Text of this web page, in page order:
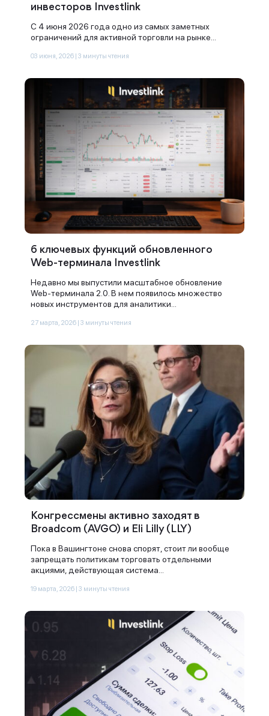
инвесторов Investlink
С 4 июня 2026 года одно из самых заметных
ограничений для активной торговли на рынке...
03 июня, 2026 | 3 минуты чтения
6 ключевых функций обновленного
Web-терминала Investlink
Недавно мы выпустили масштабное обновление
Web-терминала 2.0. В нем появилось множество
новых инструментов для аналитики...
27 марта, 2026 | 3 минуты чтения
Конгрессмены активно заходят в
Broadcom (AVGO) и Eli Lilly (LLY)
Пока в Вашингтоне снова спорят, стоит ли вообще
запрещать политикам торговать отдельными
акциями, действующая система...
19 марта, 2026 | 3 минуты чтенияСпасибо за заявку
Наши консультанты свяжутся с
вами в ближайшее время